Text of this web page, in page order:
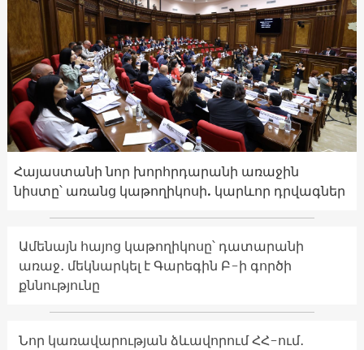
Հայաստանի նոր խորհրդարանի առաջին
նիստը՝ առանց կաթողիկոսի. կարևոր դրվագներ
Ամենայն հայոց կաթողիկոսը՝ դատարանի
առաջ․ մեկնարկել է Գարեգին Բ-ի գործի
քննությունը
Նոր կառավարության ձևավորում ՀՀ-ում․